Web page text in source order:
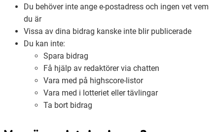
Du behöver inte ange e-postadress och ingen vet vem
du är
Vissa av dina bidrag kanske inte blir publicerade
Du kan inte:
Spara bidrag
Få hjälp av redaktörer via chatten
Vara med på highscore-listor
Vara med i lotteriet eller tävlingar
Ta bort bidrag